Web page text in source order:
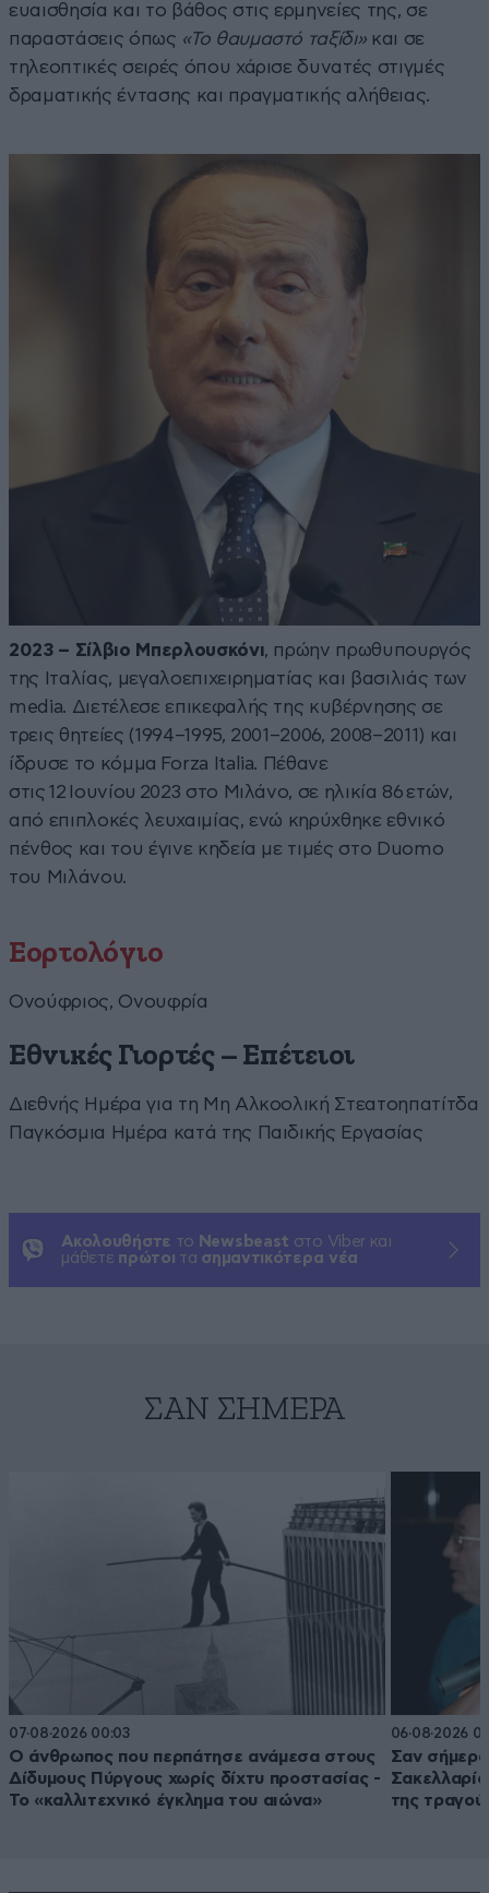
ευαισθησία και το βάθος στις ερμηνείες της, σε
παραστάσεις όπως «Το θαυμαστό ταξίδι»και σε
τηλεοπτικές σειρές όπου χάρισε δυνατές στιγμές
δραματικής έντασης και πραγματικής αλήθειας.
2023 – Σίλβιο Μπερλουσκόνι, πρώην πρωθυπουργός
της Ιταλίας, μεγαλοεπιχειρηματίας και βασιλιάς των
media. Διετέλεσε επικεφαλής της κυβέρνησης σε
τρεις θητείες (1994–1995, 2001–2006, 2008–2011) και
ίδρυσε το κόμμα Forza Italia. Πέθανε
στις 12 Ιουνίου 2023 στο Μιλάνο, σε ηλικία 86 ετών,
από επιπλοκές λευχαιμίας, ενώ κηρύχθηκε εθνικό
πένθος και του έγινε κηδεία με τιμές στο Duomo
του Μιλάνου.
Εορτολόγιο
Ονούφριος, Ονουφρία
Εθνικές Γιορτές – Επέτειοι
Διεθνής Ημέρα για τη Μη Αλκοολική Στεατοηπατίτδα
Παγκόσμια Ημέρα κατά της Παιδικής Εργασίας
Ακολουθήστε το Newsbeast στο Viber και
μάθετε πρώτοι τα σημαντικότερα νέα
ΣΑΝ ΣΉΜΕΡΑ
07·08·2026 00:03
Ο άνθρωπος που περπάτησε ανάμεσα στους
Δίδυμους Πύργους χωρίς δίχτυ προστασίας -
Το «καλλιτεχνικό έγκλημα του αιώνα»
06·08·2026
Σαν
της